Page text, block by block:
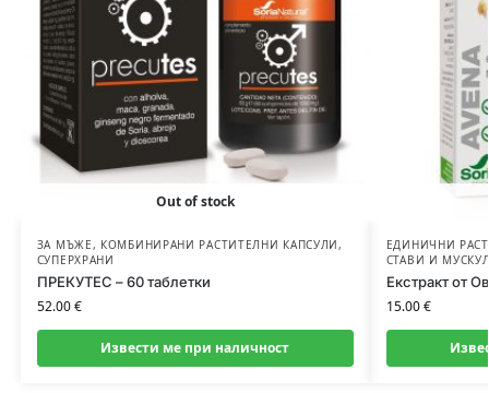
Out of stock
ЗА МЪЖЕ, КОМБИНИРАНИ РАСТИТЕЛНИ КАПСУЛИ,
СУПЕРХРАНИ
ПРЕКУТЕС – 60 таблетки
52.00€
Извести ме при наличност
ЕДИНИЧНИ
СТАВИ И
Екстракт от
15.00€